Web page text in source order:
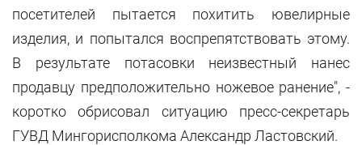
посетителей пытается похитить ювелирные
изделия, и попытался воспрепятствовать этому.
В результате потасовки неизвестный нанес
продавцу предположительно ножевое ранение", -
коротко обрисовал ситуацию пресс-секретарь
ГУВД Мингорисполкома Александр Ластовский.